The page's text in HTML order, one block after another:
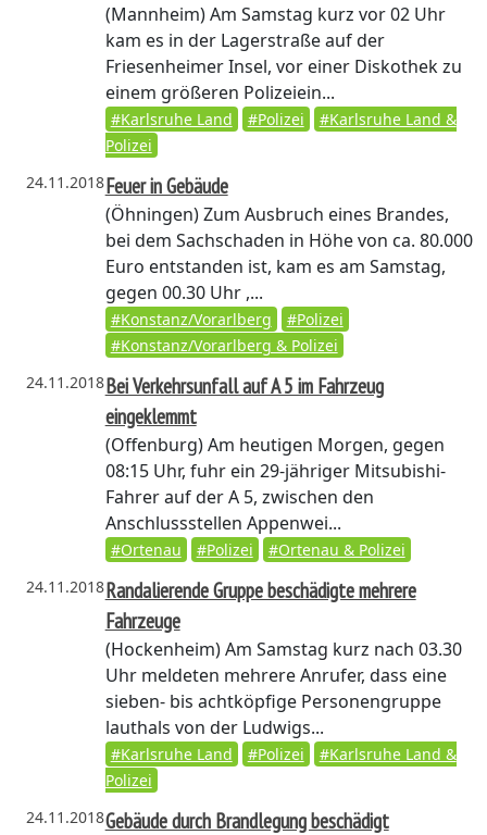
(Mannheim)Am Samstag kurz vor 02 Uhr
kam es in der Lagerstraße auf der
Friesenheimer Insel, vor einer Diskothek zu
einem größeren Polizeiein...
#Karlsruhe Land #Polizei
#Karlsruhe Land &
Polizei
24.11.2018Feuer in Gebäude
(Öhningen)Zum Ausbruch eines Brandes,
bei dem Sachschaden in Höhe von ca. 80.000
Euro entstanden ist, kam es am Samstag,
gegen 00.30 Uhr ,...
#Konstanz/Vorarlberg
#Polizei
#Konstanz/Vorarlberg & Polizei
24.11.2018Bei Verkehrsunfall auf A 5 im Fahrzeug
eingeklemmt
(Offenburg)Am heutigen Morgen, gegen
08:15 Uhr, fuhr ein 29-jähriger Mitsubishi-
Fahrer auf der A 5, zwischen den
Anschlussstellen Appenwei...
#Ortenau #Polizei
#Ortenau & Polizei
24.11.2018Randalierende Gruppe beschädigte mehrere
Fahrzeuge
(Hockenheim)Am Samstag kurz nach 03.30
Uhr meldeten mehrere Anrufer, dass eine
sieben- bis achtköpfige Personengruppe
lauthals von der Ludwigs...
#Karlsruhe Land #Polizei
#Karlsruhe Land &
Polizei
24.11.2018Gebäude durch Brandlegung beschädigt